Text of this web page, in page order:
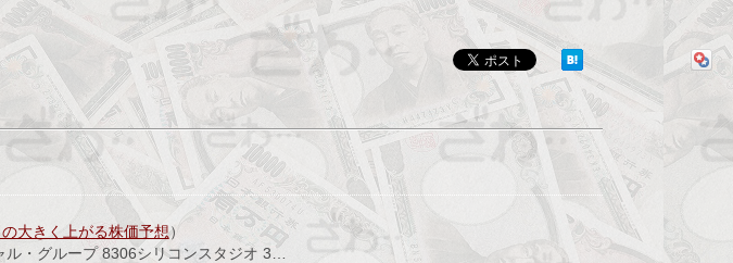
大きく上がる株価予想）
・グループ 8306シリコンスタジオ 3…